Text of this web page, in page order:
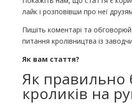
лайк і розповівши про неї
Пишіть коментарі та
питання кролівництва із
Як вам стаття?
Як правильно
кроликів на